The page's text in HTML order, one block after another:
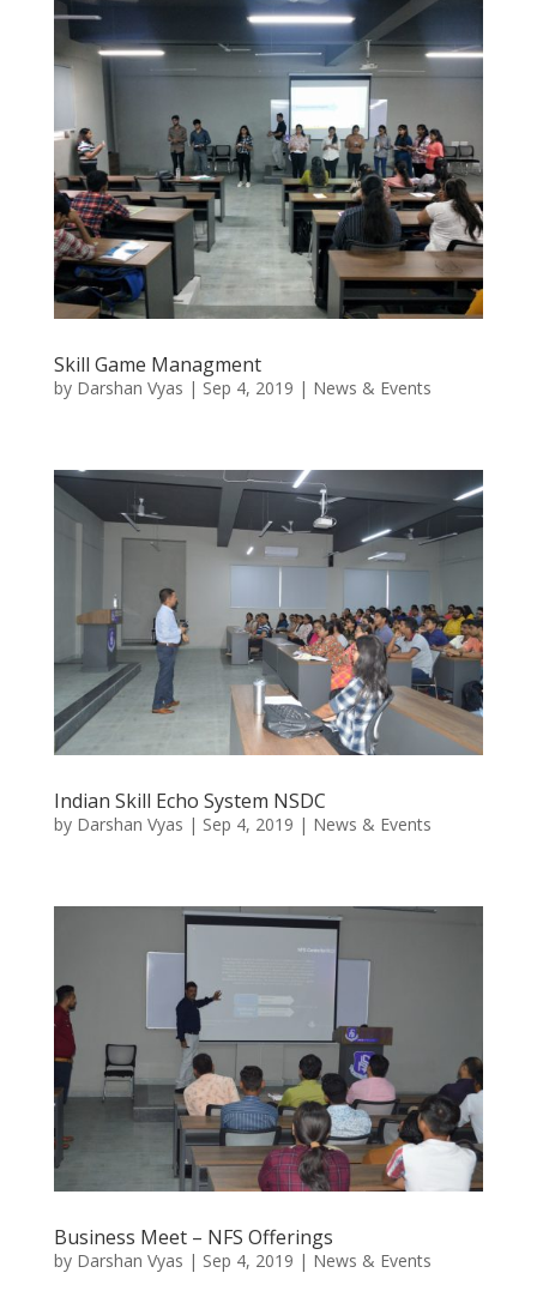
Skill Game Managment
by Darshan Vyas | Sep 4, 2019 | News & Events
Indian Skill Echo System NSDC
by Darshan Vyas | Sep 4, 2019 | News & Events
Business Meet – NFS Offerings
by Darshan Vyas | Sep 4, 2019 | News & Events